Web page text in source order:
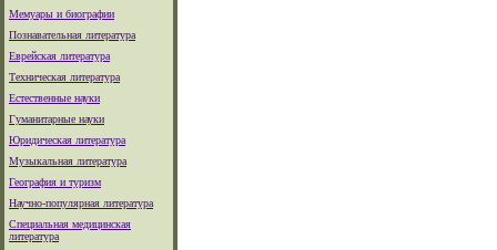
Мемуары и биографии
Познавательная литература
Еврейская литература
Техническая литература
Естественные науки
Гуманитарные науки
Юридическая литература
Музыкальная литература
География и туризм
Научно-популярная литература
Специальная медицинская
литература